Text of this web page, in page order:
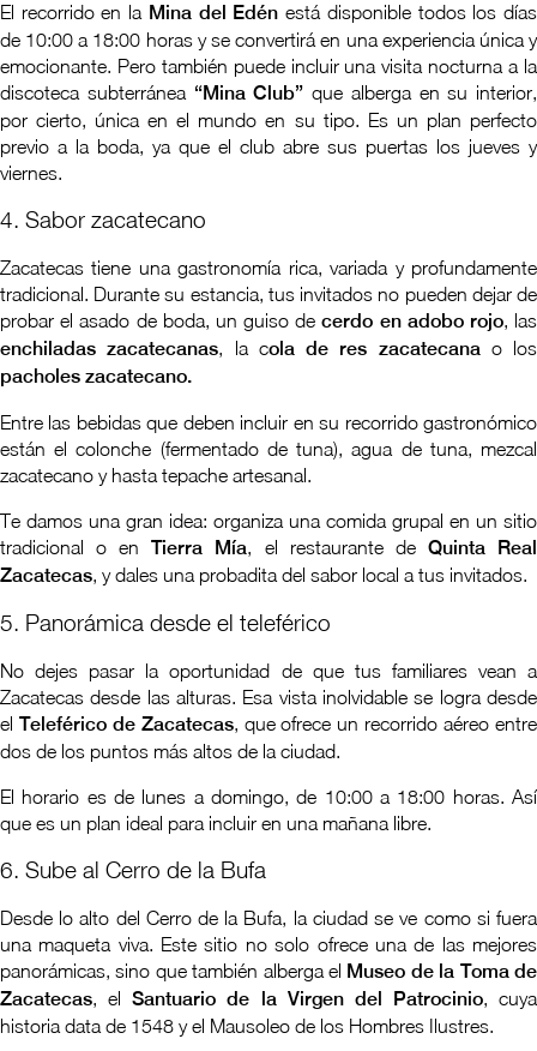
El recorrido en la Mina del Edén está disponible todos los días
de 10:00 a 18:00 horas y se convertirá en una experiencia única y
emocionante. Pero también puede incluir una visita nocturna a la
discoteca subterránea “Mina Club” que alberga en su interior,
por cierto, única en el mundo en su tipo. Es un plan perfecto
previo a la boda, ya que el club abre sus puertas los jueves y
viernes.
4. Sabor zacatecano
Zacatecas tiene una gastronomía rica, variada y profundamente
tradicional. Durante su estancia, tus invitados no pueden dejar de
probar el asado de boda, un guiso decerdo en adobo rojo, las
enchiladas zacatecanas, la cola de res zacatecana o los
pacholes zacatecano.
Entre las bebidas que deben incluir en su recorrido gastronómico
están el colonche (fermentado de tuna), agua de tuna, mezcal
zacatecano y hasta tepache artesanal.
Te damos una gran idea: organiza una comida grupal en un sitio
tradicional o enTierra Mía, el restaurante de Quinta Real
Zacatecas, y dales una probadita del sabor local a tus invitados.
5. Panorámica desde el teleférico
No dejes pasar la oportunidad de que tus familiares vean a
Zacatecas desde las alturas. Esa vista inolvidable se logra desde
el Teleférico de Zacatecas, que ofrece un recorrido aéreo entre
dos de los puntos más altos de la ciudad.
El horario es de lunes a domingo, de 10:00 a 18:00 horas. Así
que es un plan ideal para incluir en una mañana libre.
6. Sube al Cerro de la Bufa
Desde lo alto del Cerro de la Bufa, la ciudad se ve como si fuera
una maqueta viva. Este sitio no solo ofrece una de las mejores
panorámicas, sino que también alberga el Museo de la Toma de
Zacatecas, elSantuario de la Virgen del Patrocinio, cuya
historia data de 1548 y el Mausoleo de los Hombres Ilustres.